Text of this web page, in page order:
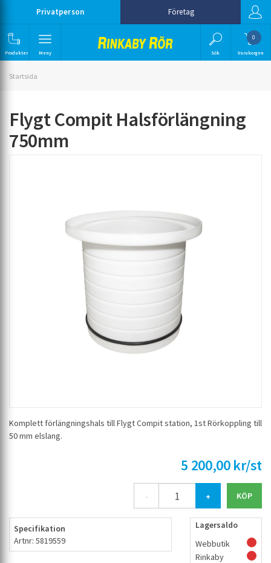
Privatperson Företag
Produkter Meny Sök
0
Varukorgen
Startsida
Flygt Compit Halsförlängning
750mm
Komplett förlängningshals till Flygt Compit station, 1st Rörkoppling till
50 mm elslang.
5 200,00 kr/st
- +
Specifikation
Artnr: 5819559
Lagersaldo
Webbutik
Rinkaby